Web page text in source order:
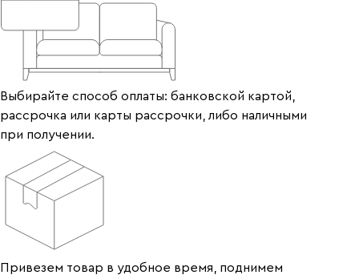
Выбирайте способ оплаты: банковской картой,
рассрочка или карты рассрочки, либо наличными
при получении.
Привезем товар в удобное время, поднимем